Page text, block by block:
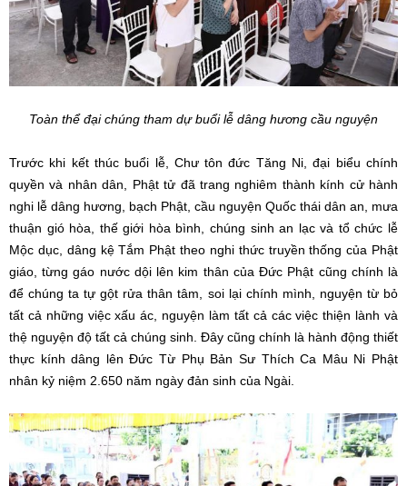
Toàn thể đại chúng tham dự buổi lễ dâng hương cầu nguyện
Trước khi kết thúc buổi lễ, Chư tôn đức Tăng Ni, đại biểu chính
quyền và nhân dân, Phật tử đã trang nghiêm thành kính cử hành
nghi lễ dâng hương, bạch Phật, cầu nguyện Quốc thái dân an, mưa
thuận gió hòa, thế giới hòa bình, chúng sinh an lạc và tổ chức lễ
Mộc dục, dâng kệ Tắm Phật theo nghi thức truyền thống của Phật
giáo, từng gáo nước dội lên kim thân của Đức Phật cũng chính là
để chúng ta tự gột rửa thân tâm, soi lại chính mình, nguyện từ bỏ
tất cả những việc xấu ác, nguyện làm tất cả các việc thiện lành và
thệ nguyện độ tất cả chúng sinh. Đây cũng chính là hành động thiết
thực kính dâng lên Đức Từ Phụ Bản Sư Thích Ca Mâu Ni Phật
nhân kỷ niệm 2.650 năm ngày đản sinh của Ngài.